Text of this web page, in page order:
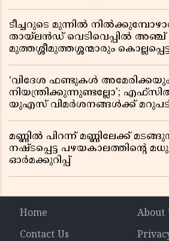
ടീച്ചറുടെ മുന്നിൽ
തായ്‌ലൻഡ് വെടിവെപ്പിൽ
മുത്തശ്ശീമുത്തശ്ശന്മാരും
‘വിദേശ ഫണ്ടുകൾ
നിയന്ത്രിക്കുന്നുണ്ടല്ലോ’;
യുഎസ് വിമർശനങ്ങൾക്ക്
മണ്ണിൽ പിറന്ന് മണ്ണിലേക്ക്
നഷ്ടപ്പെട്ട പഴയകാലത്തിൻ്റെ
ഓർമക്കുറിപ്പ്
Home
About
Contact Us